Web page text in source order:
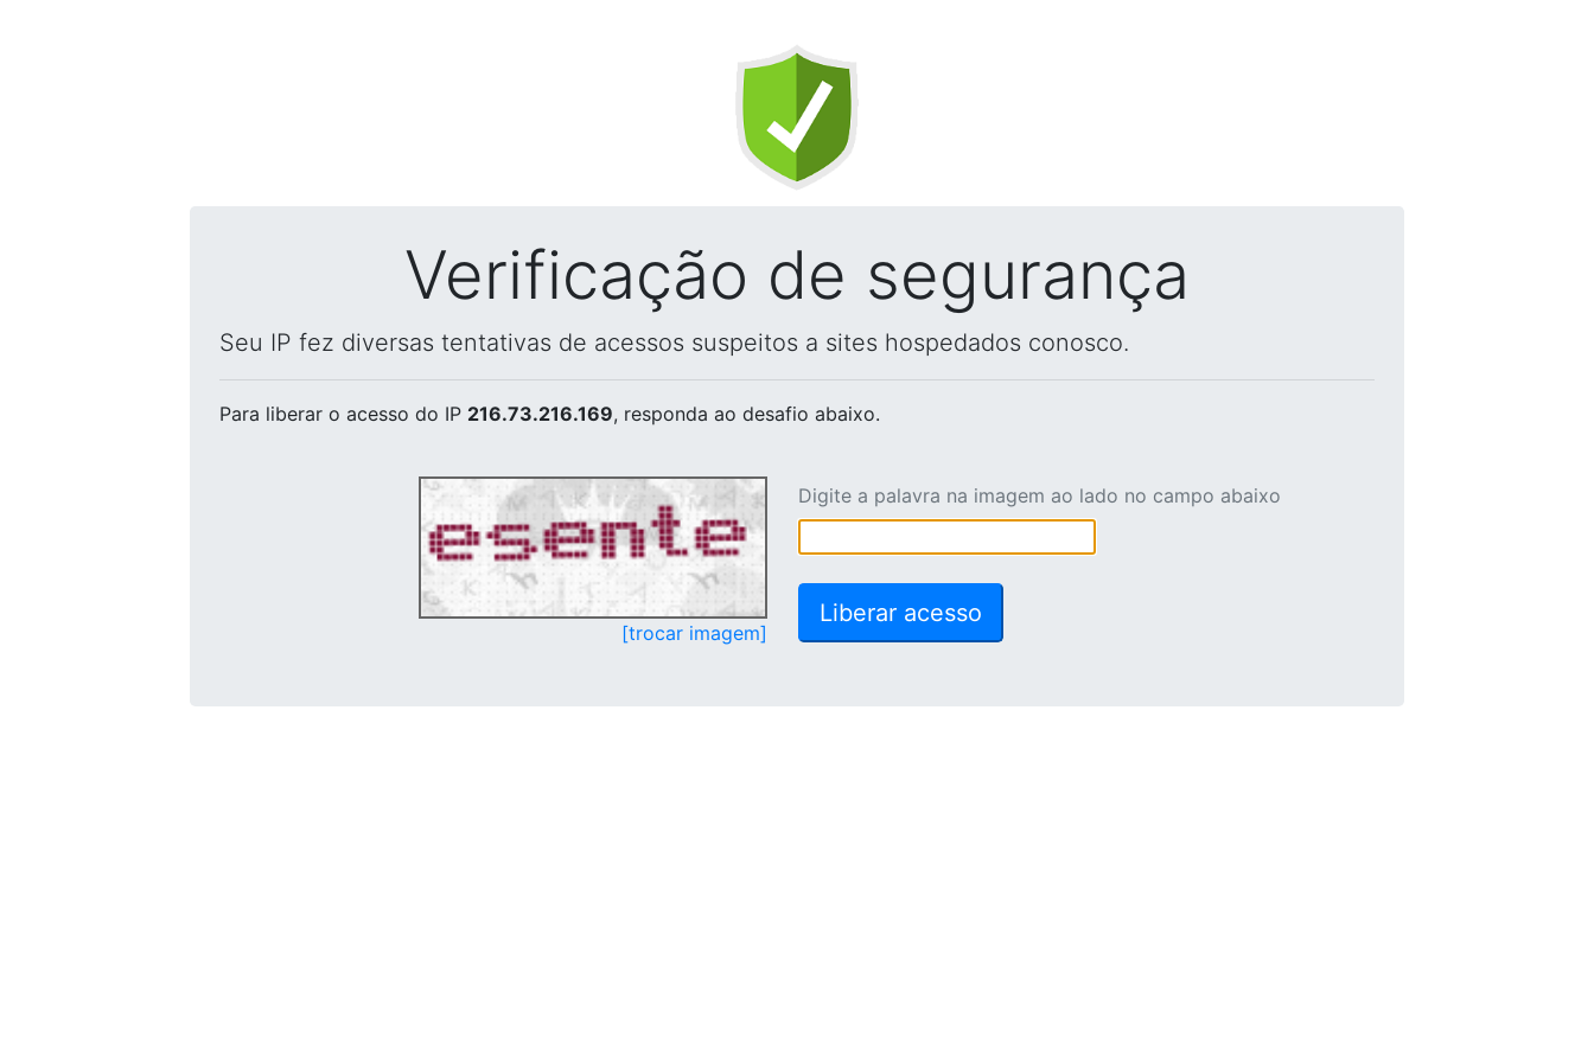
Verificação de segurança
Seu IP fez diversas tentativas de acessos suspeitos a sites hospedados conosco.
Para liberar o acesso do IP 216.73.216.169, responda ao desafio abaixo.
[trocar imagem]
Digite a palavra na imagem ao lado no campo abaixo